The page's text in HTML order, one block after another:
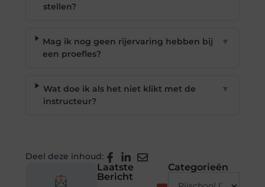
stellen?
Mag ik nog geen rijervaring hebben bij
een proefles?
▼
Wat doe ik als het niet klikt met de
instructeur?
▼
Deel deze inhoud:
Laatste
Bericht
Categorieën